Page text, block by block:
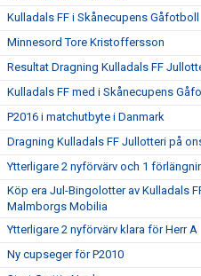
Kulladals FF i Skånecupens Gåfotboll
Minnesord Tore Kristoffersson
Resultat Dragning Kulladals FF
Kulladals FF med i Skånecupens
P2016 i matchutbyte i Danmark
Dragning Kulladals FF Jullotteri på
Ytterligare 2 nyförvärv och 1
Köp era Jul-Bingolotter av Kulladals
Malmborgs Mobilia
Ytterligare 2 nyförvärv klara för Herr A
Ny cupseger för P2010